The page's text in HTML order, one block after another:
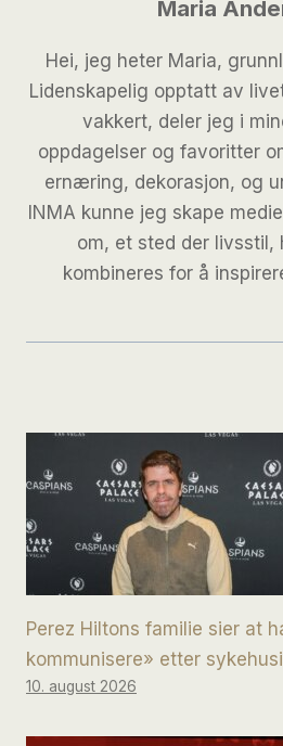
Maria
Hei, jeg heter Maria,
Lidenskapelig opptatt av
vakkert, deler jeg i
oppdagelser og favoritter
ernæring, dekorasjon, og
INMA kunne jeg skape
om, et sted der livsstil,
kombineres for å
Perez Hiltons familie sier at
kommunisere» etter
10. august 2026